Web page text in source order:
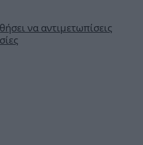
να αντιμετωπίσεις